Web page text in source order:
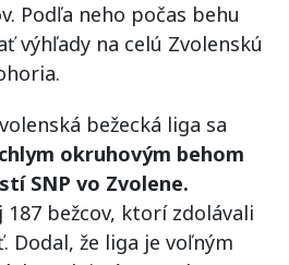
Podľa neho počas behu
výhľady na celú Zvolenskú
bežecká liga sa
okruhovým behom
SNP vo Zvolene.
bežcov, ktorí zdolávali
že liga je voľným